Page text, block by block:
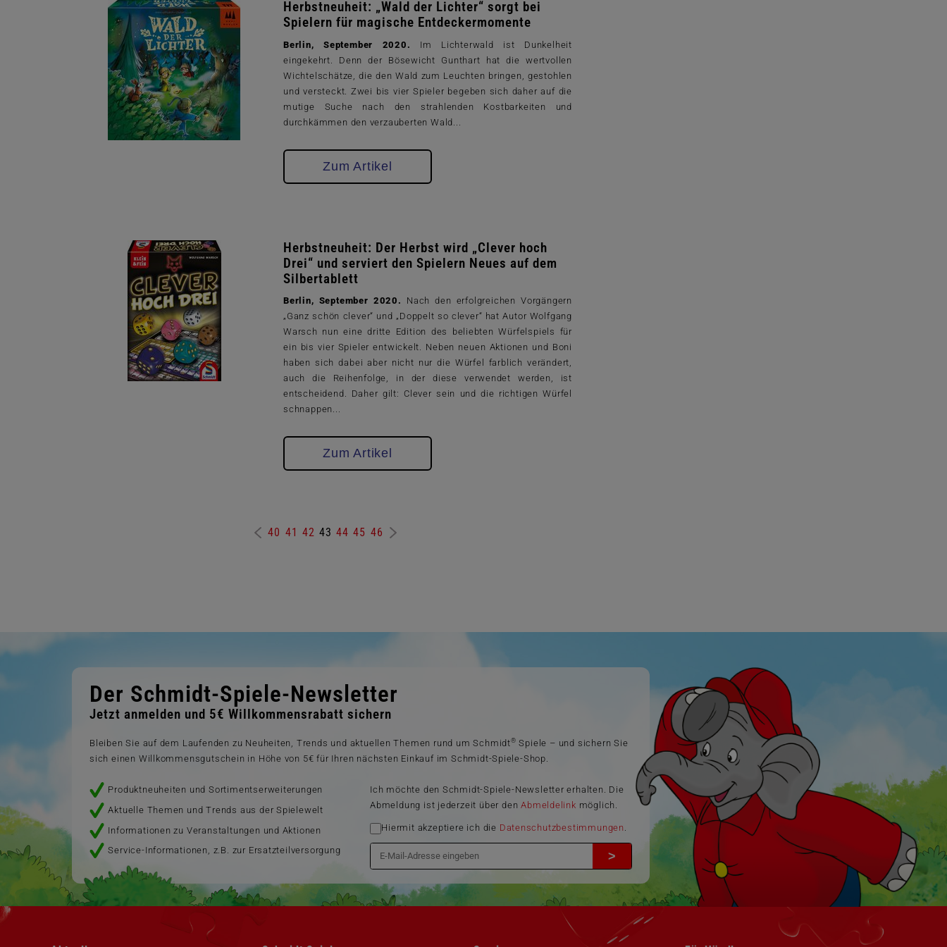
Herbstneuheit: „Wald der Lichter“ sorgt bei
Spielern für magische Entdeckermomente
Berlin, September 2020. Im Lichterwald ist Dunkelheit
eingekehrt. Denn der Bösewicht Gunthart hat die wertvollen
Wichtelschätze, die den Wald zum Leuchten bringen, gestohlen
und versteckt. Zwei bis vier Spieler begeben sich daher auf die
mutige Suche nach den strahlenden Kostbarkeiten und
durchkämmen den verzauberten Wald...
Zum Artikel
Herbstneuheit: Der Herbst wird „Clever hoch
Drei“ und serviert den Spielern Neues auf dem
Silbertablett
Berlin, September 2020. Nach den erfolgreichen Vorgängern
„Ganz schön clever“ und „Doppelt so clever“ hat Autor Wolfgang
Warsch nun eine dritte Edition des beliebten Würfelspiels für
ein bis vier Spieler entwickelt. Neben neuen Aktionen und Boni
haben sich dabei aber nicht nur die Würfel farblich verändert,
auch die Reihenfolge, in der diese verwendet werden, ist
entscheidend. Daher gilt: Clever sein und die richtigen Würfel
schnappen...
Zum Artikel
40 41 42 43 44 45 46
Der Schmidt-Spiele-Newsletter
Jetzt anmelden und 5€ Willkommensrabatt sichern
Bleiben Sie auf dem Laufenden zu Neuheiten, Trends und aktuellen Themen rund um Schmidt® Spiele – und sichern Sie
sich einen Willkommensgutschein in Höhe von 5€ für Ihren nächsten Einkauf im Schmidt-Spiele-Shop.
Produktneuheiten und Sortimentserweiterungen
Aktuelle Themen und Trends aus der Spielewelt
Informationen zu Veranstaltungen und Aktionen
Service-Informationen, z.B. zur Ersatzteilversorgung
Ich möchte den Schmidt-Spiele-Newsletter erhalten. Die
Abmeldung ist jederzeit über denAbmeldelink möglich.
Hiermit akzeptiere ich die Datenschutzbestimmungen .
>
Navigation Navigation Navigation Navigation